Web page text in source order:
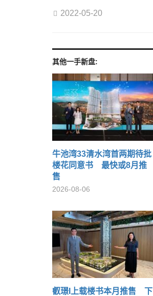
2022-05-20
其他一手新盘:
牛池湾33清水湾首两期待批
楼花同意书 最快或8月推
售
2026-08-06
叡璟I上载楼书本月推售 下